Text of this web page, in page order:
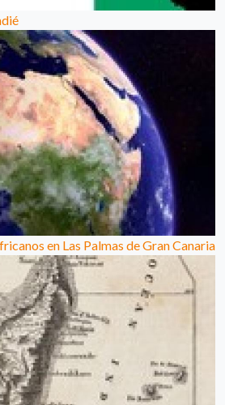
en Las Palmas de Gran Canaria